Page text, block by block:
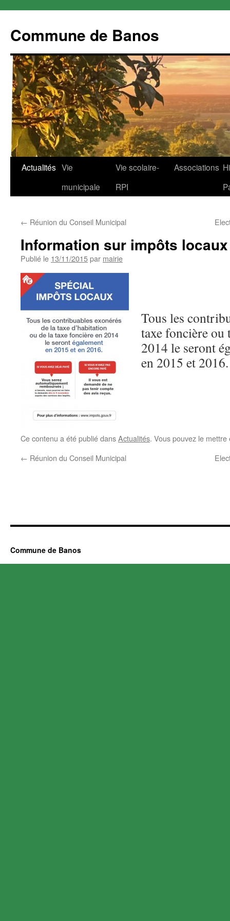
Commune de Banos
Aller
Actualités Vie
municipale
Vie scolaire-
RPI
Associations
← Réunion du Conseil Municipal
Information sur impôts locaux
Publié le 13/11/2015par mairie
Tous les
taxe foncière ou
2014 le seront
en 2015 et 2016.
Ce contenu a été publié dansActualités. Vous pouvez le
← Réunion du Conseil Municipal
Commune de Banos